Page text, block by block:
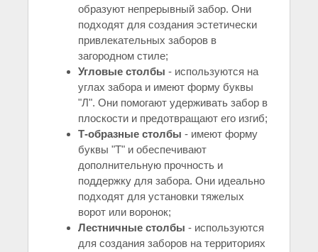
образуют непрерывный забор. Они
подходят для создания эстетически
привлекательных заборов в
загородном стиле;
Угловые столбы - используются на
углах забора и имеют форму буквы
"Л". Они помогают удерживать забор в
плоскости и предотвращают его изгиб;
Т-образные столбы - имеют форму
буквы "Т" и обеспечивают
дополнительную прочность и
поддержку для забора. Они идеально
подходят для установки тяжелых
ворот или воронок;
Лестничные столбы - используются
для создания заборов на территориях